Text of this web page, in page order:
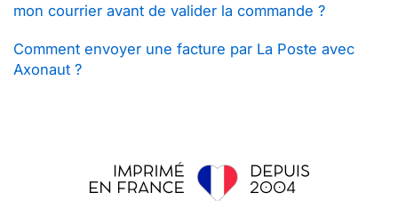
mon courrier avant de valider la commande ?
Comment envoyer une facture par La Poste avec
Axonaut ?